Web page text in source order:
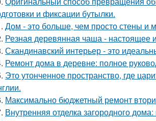
и фиксации бутылки.
Дом - это больше, чем просто стены и
Резная деревянная чаша - настоящее
Скандинавский интерьер - это
Ремонт дома в деревне: полное
Это утонченное пространство, где
Максимально бюджетный ремонт
Внутренняя отделка загородного